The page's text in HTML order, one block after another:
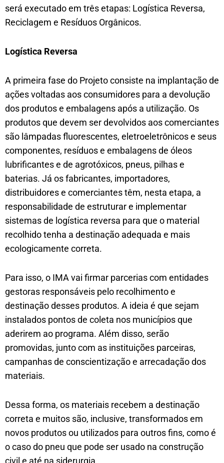
será executado em três etapas: Logística Reversa,
Reciclagem e Resíduos Orgânicos.
Logística Reversa
A primeira fase do Projeto consiste na implantação de
ações voltadas aos consumidores para a devolução
dos produtos e embalagens após a utilização. Os
produtos que devem ser devolvidos aos comerciantes
são lâmpadas fluorescentes, eletroeletrônicos e seus
componentes, resíduos e embalagens de óleos
lubrificantes e de agrotóxicos, pneus, pilhas e
baterias. Já os fabricantes, importadores,
distribuidores e comerciantes têm, nesta etapa, a
responsabilidade de estruturar e implementar
sistemas de logística reversa para que o material
recolhido tenha a destinação adequada e mais
ecologicamente correta.
Para isso, o IMA vai firmar parcerias com entidades
gestoras responsáveis pelo recolhimento e
destinação desses produtos. A ideia é que sejam
instalados pontos de coleta nos municípios que
aderirem ao programa. Além disso, serão
promovidas, junto com as instituições parceiras,
campanhas de conscientização e arrecadação dos
materiais.
Dessa forma, os materiais recebem a destinação
correta e muitos são, inclusive, transformados em
novos produtos ou utilizados para outros fins, como é
o caso do pneu que pode ser usado na construção
civil e até na siderurgia.